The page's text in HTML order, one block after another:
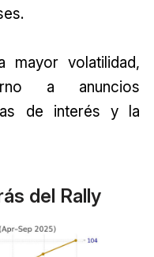
mayor volatilidad,
a anuncios
de interés y la
del Rally